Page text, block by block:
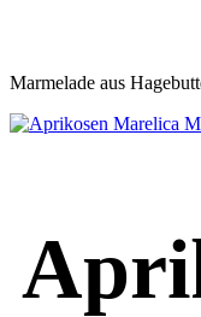
Marmelade aus